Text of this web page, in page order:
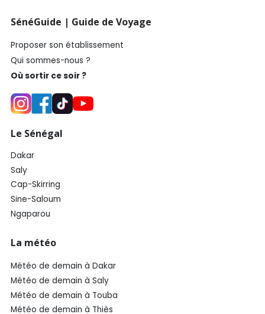
SénéGuide | Guide de Voyage
Proposer son établissement
Qui sommes-nous ?
Où sortir ce soir ?
Le Sénégal
Dakar
Saly
Cap-Skirring
Sine-Saloum
Ngaparou
La météo
Météo de demain à Dakar
Météo de demain à Saly
Météo de demain à Touba
Météo de demain à Thiès